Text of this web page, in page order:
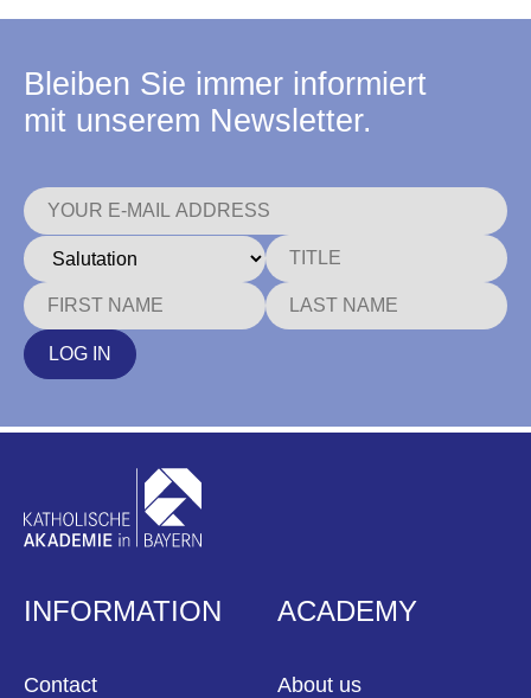
Bleiben Sie immer informiert
mit unserem Newsletter.
LOG IN
INFORMATION
Contact
ACADEMY
About us